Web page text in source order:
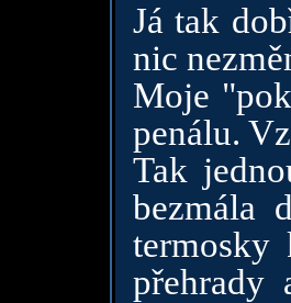
Já tak
nic
Moje
penálu.
Tak
bezmála
termosky
přehrady